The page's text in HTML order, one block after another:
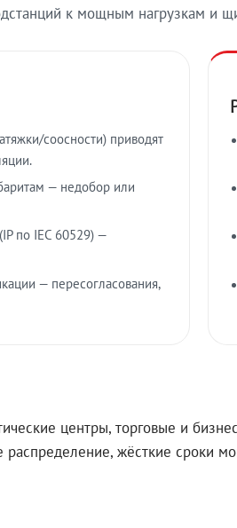
к мощным нагрузкам и
соосности) приводят
— недобор или
по IEC 60529) —
— пересогласования,
центры, торговые и
распределение, жёсткие